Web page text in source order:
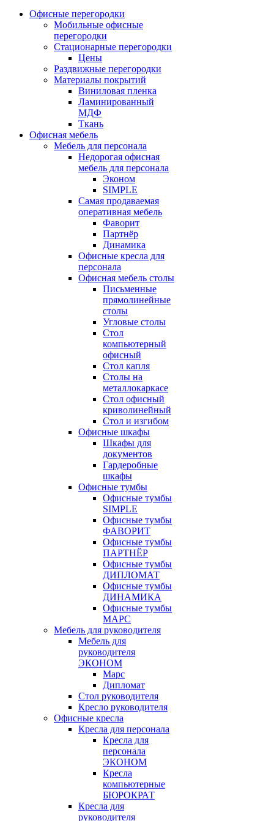
Офисные перегородки
Мобильные офисные
перегородки
Стационарные перегородки
Цены
Раздвижные перегородки
Материалы покрытий
Виниловая пленка
Ламинированный
МДФ
Ткань
Офисная мебель
Мебель для персонала
Недорогая офисная
мебель для персонала
Эконом
SIMPLE
Самая продаваемая
оперативная мебель
Фаворит
Партнёр
Динамика
Офисные кресла для
персонала
Офисная мебель столы
Письменные
прямолинейные
столы
Угловые столы
Стол
компьютерный
офисный
Стол капля
Столы на
металлокаркасе
Стол офисный
криволинейный
Стол и изгибом
Офисные шкафы
Шкафы для
документов
Гардеробные
шкафы
Офисные тумбы
Офисные тумбы
SIMPLE
Офисные тумбы
ФАВОРИТ
Офисные тумбы
ПАРТНЁР
Офисные тумбы
ДИПЛОМАТ
Офисные тумбы
ДИНАМИКА
Офисные тумбы
МАРС
Мебель для руководителя
Мебель для
руководителя
ЭКОНОМ
Марс
Дипломат
Стол руководителя
Кресло руководителя
Офисные кресла
Кресла для персонала
Кресла для
персонала
ЭКОНОМ
Кресла
компьютерные
БЮРОКРАТ
Кресла для
руководителя